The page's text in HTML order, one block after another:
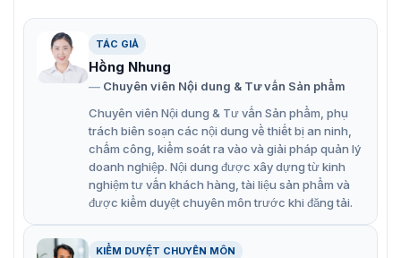
điểm đáng chú ý như:
Thân máy siêu mỏng với viền 3 cạnh siêu mỏng.
2 kênh hiển thị LVDS HD (1920 × 1080) 8 bit/10 bit.
Màn hình góc nhìn siêu rộng 178°.
Loa tích hợp cho đầu vào âm thanh.
Hỗ trợ đầu vào video giám sát BNC 1 kênh với giao
diện BNC tiêu chuẩn giám sát chuyên nghiệp.
video, v.v.
TÁC GIẢ
Hồng Nhung
Chuyên viên Nội dung & Tư vấn Sản phẩm
Chuyên viên Nội dung & Tư vấn Sản phẩm, phụ
trách biên soạn các nội dung về thiết bị an ninh,
chấm công, kiểm soát ra vào và giải pháp quản lý
doanh nghiệp. Nội dung được xây dựng từ kinh
nghiệm tư vấn khách hàng, tài liệu sản phẩm và
được kiểm duyệt chuyên môn trước khi đăng tải.
KIỂM DUYỆT CHUYÊN MÔN